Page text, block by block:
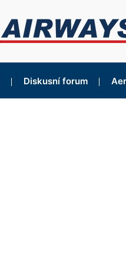
Diskusní forum